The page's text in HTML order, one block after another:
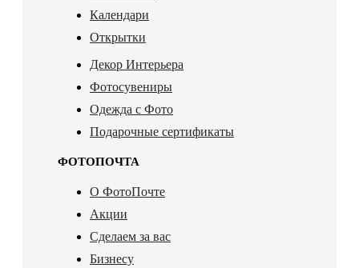
Календари
Открытки
Декор Интерьера
Фотосувениры
Одежда с Фото
Подарочные сертификаты
ФОТОПОЧТА
О ФотоПочте
Акции
Сделаем за вас
Бизнесу